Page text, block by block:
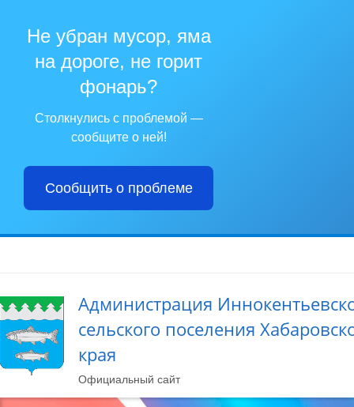
Не убран мусор, яма
на дороге, не горит
фонарь?
Столкнулись с проблемой —
сообщите о ней!
Сообщить о проблеме
Администрация
сельского поселения
края
Официальный сайт